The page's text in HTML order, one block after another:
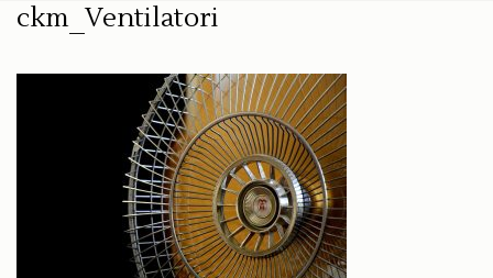
ckm_Ventilatori